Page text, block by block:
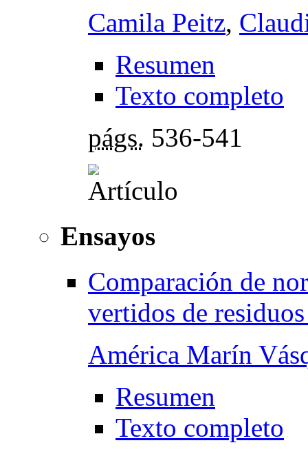
Camila Peitz,
Resumen
Texto completo
págs. 536-541
Ensayos
Comparación de
vertidos de
América Marín
Resumen
Texto completo